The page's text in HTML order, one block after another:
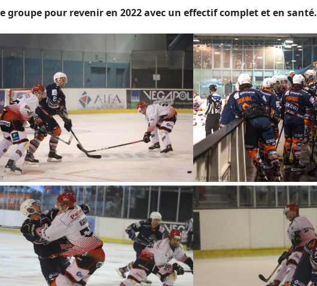
groupe pour revenir en 2022 avec un effectif complet et en santé.